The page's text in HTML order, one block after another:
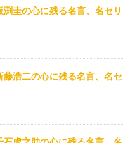
渕圭の心に残る名言、名セ
藤浩二の心に残る名言、名